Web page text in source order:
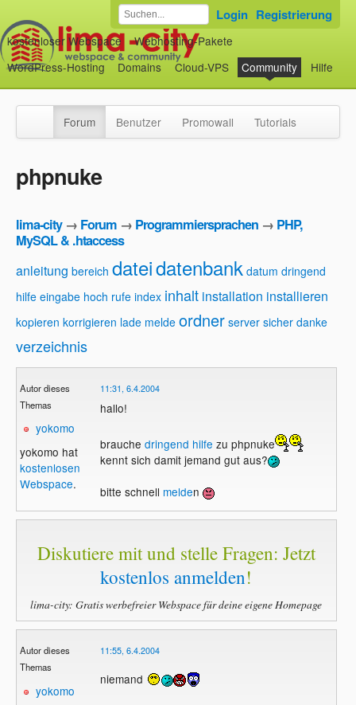
kostenloser Webspace
Webhosting-Pakete
WordPress-Hosting
Domains Cloud-VPS Community Hilfe
Login Registrierung
Forum Benutzer Promowall Tutorials
phpnuke
lima-city→ Forum → Programmiersprachen → PHP,
MySQL & .htaccess
anleitung bereich dateidatenbank datum dringend
hilfe eingabe hoch rufe index inhalt installation installieren
kopieren korrigieren lade melde ordner server sicher danke
verzeichnis
Autor dieses
Themas
yokomo
yokomo hat
kostenlosen
Webspace.
11:31, 6.4.2004
hallo!
brauche dringend hilfe zu phpnuke
kennt sich damit jemand gut aus?
bitte schnell melden
Diskutiere mit und stelle Fragen: Jetzt
kostenlos anmelden!
lima-city: Gratis werbefreier Webspace für deine eigene Homepage
Autor dieses
Themas
yokomo
11:55, 6.4.2004
niemand